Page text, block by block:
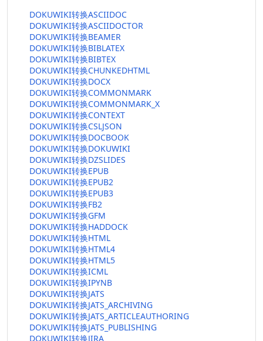
DOKUWIKI转换ASCIIDOC
DOKUWIKI转换ASCIIDOCTOR
DOKUWIKI转换BEAMER
DOKUWIKI转换BIBLATEX
DOKUWIKI转换BIBTEX
DOKUWIKI转换CHUNKEDHTML
DOKUWIKI转换DOCX
DOKUWIKI转换COMMONMARK
DOKUWIKI转换COMMONMARK_X
DOKUWIKI转换CONTEXT
DOKUWIKI转换CSLJSON
DOKUWIKI转换DOCBOOK
DOKUWIKI转换DOKUWIKI
DOKUWIKI转换DZSLIDES
DOKUWIKI转换EPUB
DOKUWIKI转换EPUB2
DOKUWIKI转换EPUB3
DOKUWIKI转换FB2
DOKUWIKI转换GFM
DOKUWIKI转换HADDOCK
DOKUWIKI转换HTML
DOKUWIKI转换HTML4
DOKUWIKI转换HTML5
DOKUWIKI转换ICML
DOKUWIKI转换IPYNB
DOKUWIKI转换JATS
DOKUWIKI转换JATS_ARCHIVING
DOKUWIKI转换JATS_ARTICLEAUTHORING
DOKUWIKI转换JATS_PUBLISHING
DOKUWIKI转换JIRA